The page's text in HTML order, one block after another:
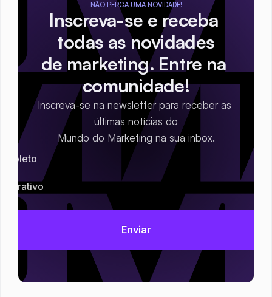
NÃO PERCA UMA NOVIDADE!
Inscreva-se e receba
todas as novidades
de marketing. Entre na
comunidade!
Inscreva-se na newsletter para receber as
últimas notícias do
Mundo do Marketing na sua inbox.